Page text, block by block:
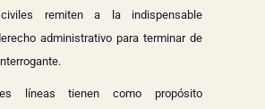
civiles remiten a la indispensable
administrativo para terminar de
líneas tienen como propósito